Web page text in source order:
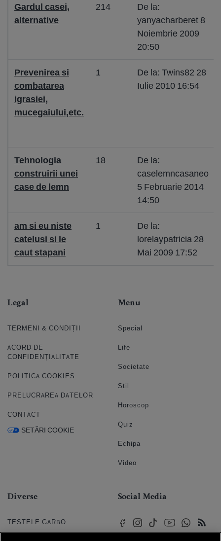
Gardul casei,
alternative
214
De la:
yanyacharberet 8
Noiembrie 2009
20:50
Prevenirea si
combatarea
igrasiei,
mucegaiului,etc.
1
De la: Twins82 28
Iulie 2010 16:54
Tehnologia
construirii unei
case de lemn
18
De la:
caselemncasaneo
5 Februarie 2014
14:50
am si eu niste
catelusi si le
caut stapani
1
De la:
lorelaypatricia 28
Mai 2009 17:52
Legal
TERMENI & CONDIȚII
ACORD DE
CONFIDENȚIALITATE
POLITICA COOKIES
PRELUCRAREA DATELOR
CONTACT
SETĂRI COOKIE
Menu
Special
Life
Societate
Stil
Horoscop
Quiz
Echipa
Video
Diverse
TESTELE GARBO
Social Media